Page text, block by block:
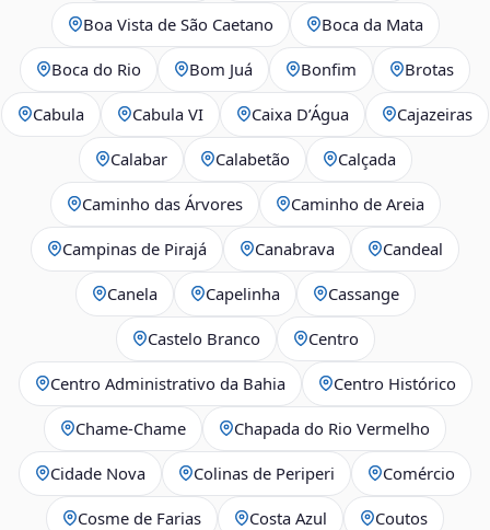
Boa Vista de São Caetano Boca da Mata
Boca do Rio Bom Juá Bonfim Brotas
Cabula Cabula VI Caixa D’Água Cajazeiras
Calabar Calabetão Calçada
Caminho das Árvores Caminho de Areia
Campinas de Pirajá Canabrava Candeal
Canela Capelinha Cassange
Castelo Branco Centro
Centro Administrativo da Bahia Centro Histórico
Chame-Chame Chapada do Rio Vermelho
Cidade Nova Colinas de Periperi Comércio
Cosme de Farias Costa Azul Coutos